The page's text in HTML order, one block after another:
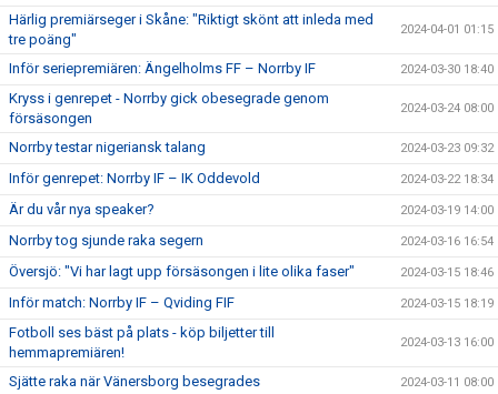
Härlig premiärseger i Skåne: "Riktigt skönt att inleda med
tre poäng"
2024-04-01 01:15
Inför seriepremiären: Ängelholms FF – Norrby IF 2024-03-30 18:40
Kryss i genrepet - Norrby gick obesegrade genom
försäsongen
2024-03-24 08:00
Norrby testar nigeriansk talang 2024-03-23 09:32
Inför genrepet: Norrby IF – IK Oddevold 2024-03-22 18:34
Är du vår nya speaker? 2024-03-19 14:00
Norrby tog sjunde raka segern 2024-03-16 16:54
Översjö: "Vi har lagt upp försäsongen i lite olika faser" 2024-03-15 18:46
Inför match: Norrby IF – Qviding FIF 2024-03-15 18:19
Fotboll ses bäst på plats - köp biljetter till
hemmapremiären!
2024-03-13 16:00
Sjätte raka när Vänersborg besegrades 2024-03-11 08:00